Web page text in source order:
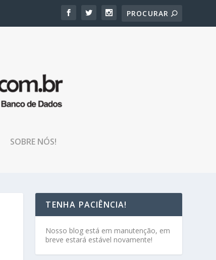
SOBRE NÓS!
TENHA PACIÊNCIA!
Nosso blog está em manutenção, em
breve estará estável novamente!